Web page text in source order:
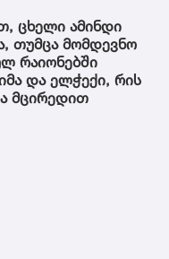
ცხელი ამინდი
თუმცა მომდევნო
რაიონებში
და ელჭექი, რის
მცირედით